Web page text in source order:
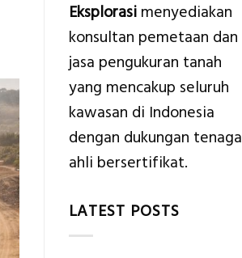
Eksplorasimenyediakan
konsultan pemetaan dan
jasa pengukuran tanah
yang mencakup seluruh
kawasan di Indonesia
dengan dukungan tenaga
ahli bersertifikat.
LATEST POSTS